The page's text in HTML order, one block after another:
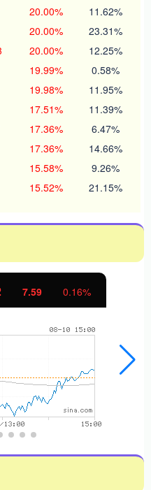
20.00% 11.62%
20.00% 23.31%
20.00% 12.25%
19.99% 0.58%
19.98% 11.95%
17.51% 11.39%
17.36% 6.47%
17.36% 14.66%
15.58% 9.26%
15.52% 21.15%
证50 1122.88